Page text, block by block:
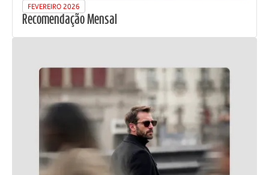
FEVEREIRO 2026
Recomendação Mensal